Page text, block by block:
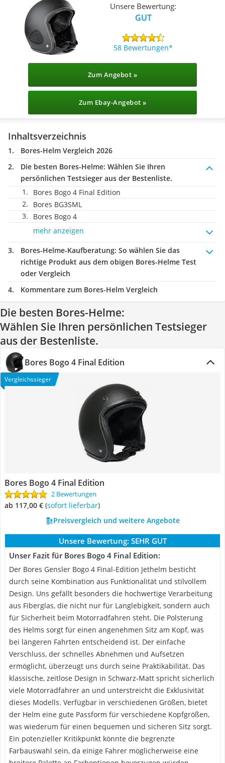
Unsere Bewertung:
GUT
58 Bewertungen
Zum Angebot »
Zum Ebay-Angebot »
Inhaltsverzeichnis
Bores-Helm Vergleich 2026
Die besten Bores-Helme: Wählen Sie Ihren
persönlichen Testsieger aus der Bestenliste.
Bores Bogo 4 Final Edition
Bores BG3SML
Bores Bogo 4
mehr anzeigen
Bores-Helme-Kaufberatung: So wählen Sie das
richtige Produkt aus dem obigen Bores-Helme Test
oder Vergleich
Kommentare zum Bores-Helm Vergleich
Die besten Bores-Helme:
Wählen Sie Ihren persönlichen Testsieger
aus der Bestenliste.
Bores Bogo 4 Final Edition
Vergleichssieger
Bores Bogo 4 Final Edition
2 Bewertungen
ab 117,00 € ( Sofort lieferbar)
Preisvergleich und weitere Angebote
Unsere Bewertung: SEHR GUT
Unser Fazit für Bores Bogo 4 Final Edition:
Der Bores Gensler Bogo 4 Final-Edition Jethelm besticht
durch seine Kombination aus Funktionalität und stilvollem
Design. Uns gefällt besonders die hochwertige Verarbeitung
aus Fiberglas, die nicht nur für Langlebigkeit, sondern auch
für Sicherheit beim Motorradfahren steht. Die Polsterung
des Helms sorgt für einen angenehmen Sitz am Kopf, was
bei längeren Fahrten entscheidend ist. Der einfache
Verschluss, der schnelles Abnehmen und Aufsetzen
ermöglicht, überzeugt uns durch seine Praktikabilität. Das
klassische, zeitlose Design in Schwarz-Matt spricht sicherlich
viele Motorradfahrer an und unterstreicht die Exklusivität
dieses Modells. Verfügbar in verschiedenen Größen, bietet
der Helm eine gute Passform für verschiedene Kopfgrößen,
was wiederum für einen bequemen und sicheren Sitz sorgt.
Ein potenzieller Kritikpunkt könnte die begrenzte
Farbauswahl sein, da einige Fahrer möglicherweise eine